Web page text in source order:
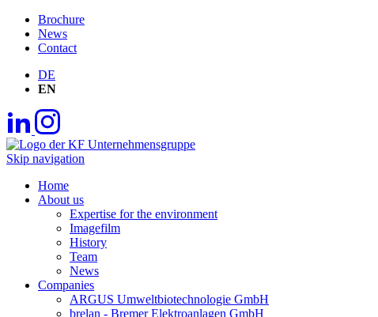
Brochure
News
Contact
DE
EN
Skip navigation
Home
About us
Expertise for the environment
Imagefilm
History
Team
News
Companies
ARGUS Umweltbiotechnologie GmbH
brelan - Bremer Elektroanlagen GmbH